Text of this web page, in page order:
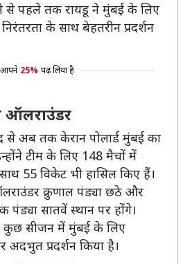
से पहले तक रायडू ने मुंबई के लिए
के साथ बेहतरीन प्रदर्शन
आपने 25% पढ़ लिया है
ऑलराउंडर
अब तक केरान पोलार्ड मुंबई का
टीम के लिए 148 मैचों में
55 विकेट भी हासिल किए हैं।
क्रुणाल पंड्या छठे और
पंड्या सातवें स्थान पर होंगे।
कुछ सीजन में मुंबई के लिए
प्रदर्शन किया है।